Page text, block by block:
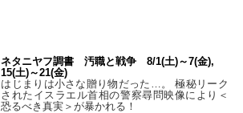
ネタニヤフ調書 汚職と戦争 8/1(土)～7(金),
15(土)～21(金)
はじまりは小さな贈り物だった…。 極秘リーク
されたイスラエル首相の警察尋問映像により＜
恐るべき真実＞が暴かれる！